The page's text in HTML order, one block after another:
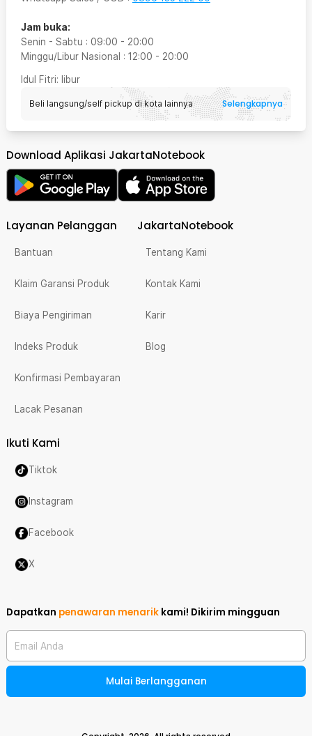
Jam buka:
Senin - Sabtu : 09:00 - 20:00
Minggu/Libur Nasional : 12:00 - 20:00
Idul Fitri: libur
Beli langsung/self pickup di kota lainnya Selengkapnya
Download Aplikasi JakartaNotebook
Layanan Pelanggan
Bantuan
Klaim Garansi Produk
Biaya Pengiriman
Indeks Produk
Konfirmasi Pembayaran
Lacak Pesanan
JakartaNotebook
Tentang Kami
Kontak Kami
Karir
Blog
Ikuti Kami
Tiktok
Instagram
Facebook
X
Dapatkan penawaran menarik kami! Dikirim mingguan
Email Anda
Mulai Berlangganan